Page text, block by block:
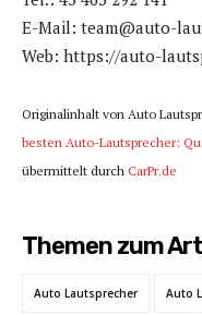
E-Mail: team@auto-
Web: https://auto-
Originalinhalt von Auto
besten Auto-Lautsprecher:
übermittelt durch CarPr.de
Themen zum
Auto Lautsprecher Auto